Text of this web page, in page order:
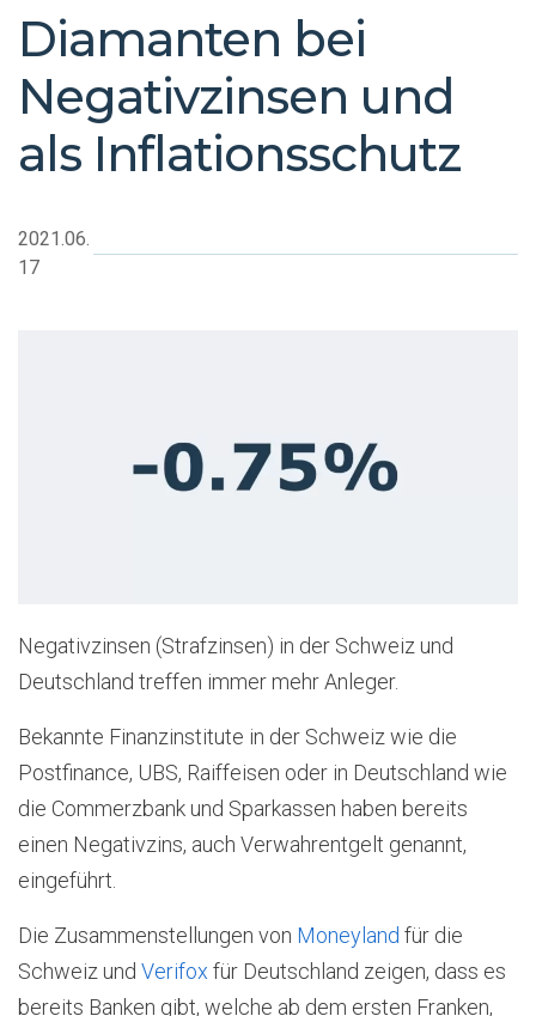
Diamanten bei
Negativzinsen und
als Inflationsschutz
2021.06.
17
Negativzinsen (Strafzinsen) in der Schweiz und
Deutschland treffen immer mehr Anleger.
Bekannte Finanzinstitute in der Schweiz wie die
Postfinance, UBS, Raiffeisen oder in Deutschland wie
die Commerzbank und Sparkassen haben bereits
einen Negativzins, auch Verwahrentgelt genannt,
eingeführt.
Die Zusammenstellungen von Moneyland für die
Schweiz und Verifox für Deutschland zeigen, dass es
bereits Banken gibt, welche ab dem ersten Franken,